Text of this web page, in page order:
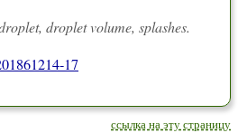
droplet volume, splashes.
17
ссылка на эту страницу